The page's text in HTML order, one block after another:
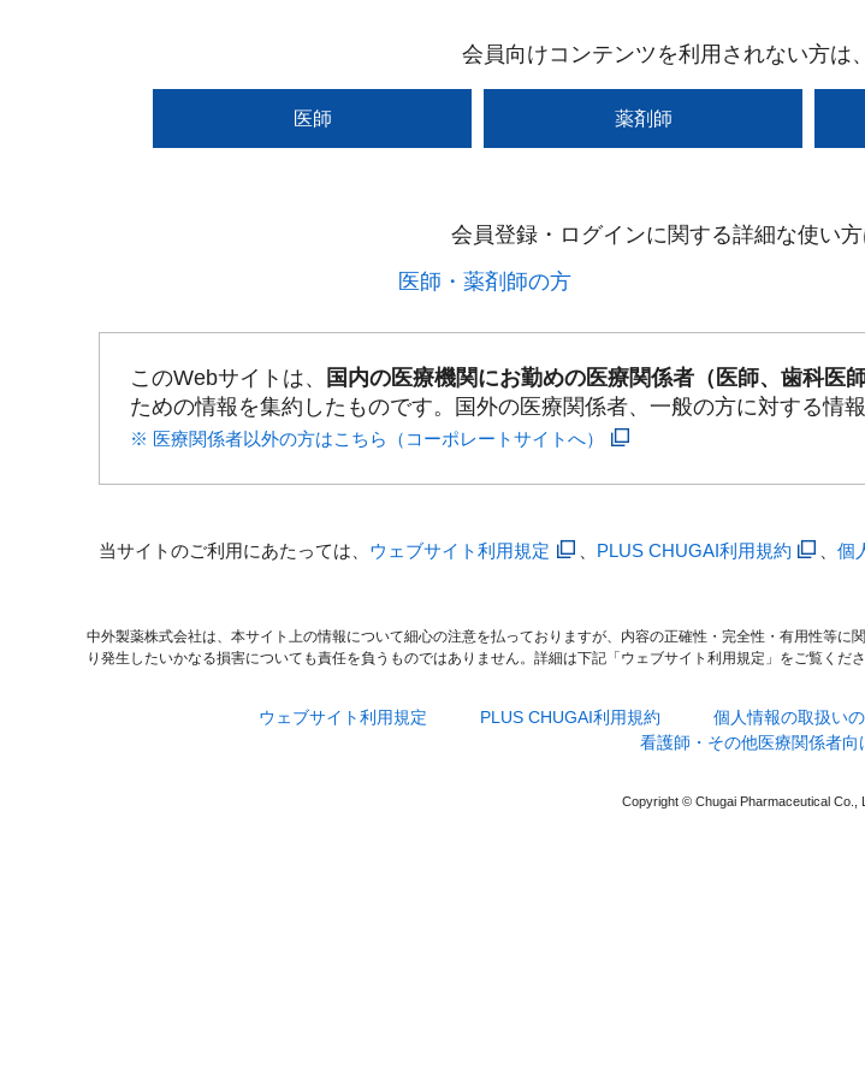
会員向けコンテンツを利用されない方は
医師 薬剤師
会員登録・ログインに関する詳細な使い
医師・薬剤師の方​
このWebサイトは、 国内の医療機関にお勤めの医療関係者（医師、歯科医
ための情報を集約したものです。国外の医療関係者、一般の方に対する情
※ 医療関係者以外の方はこちら（コーポレートサイトへ）
当サイトのご利用にあたっては、 ウェブサイト利用規定 PLUS CHUGAI利用規約 、個
中外製薬株式会社は、本サイト上の情報について細心の注意を払っておりますが、内容の正確性・完全性・有用性等
り発生したいかなる損害についても責任を負うものではありません。詳細は下記「ウェブサイト利用規定」をご覧くださ
ウェブサイト利用規定 PLUS CHUGAI利用規約 個人情報の取扱い
看護師・その他医療関係者向
Copyright © Chugai Pharmaceutical Co.,